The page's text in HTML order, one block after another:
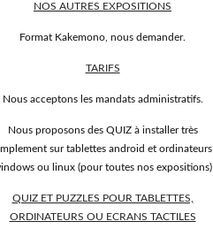
NOS AUTRES EXPOSITIONS
Format Kakemono, nous demander.
TARIFS
Nous acceptons les mandats administratifs.
Nous proposons des QUIZ à installer très
sur tablettes android et ordinateurs
ou linux (pour toutes nos expositions)
QUIZ ET PUZZLES POUR TABLETTES,
ORDINATEURS OU ECRANS TACTILES